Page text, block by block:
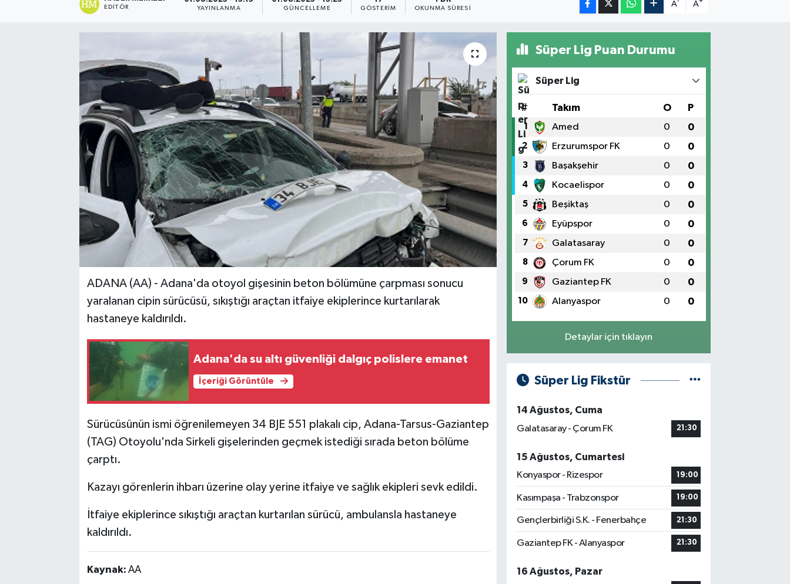
EDITÖR YAYINLANMA GÜNCELLEME GÖSTERIM OKUNMA SÜRESI
A A
ADANA (AA) - Adana'da otoyol gişesinin beton bölümüne çarpması sonucu
yaralanan cipin sürücüsü, sıkıştığı araçtan itfaiye ekiplerince kurtarılarak
hastaneye kaldırıldı.
Adana'da su altı güvenliği dalgıç polislere emanet
İçeriği Görüntüle
Sürücüsünün ismi öğrenilemeyen 34 BJE 551 plakalı cip, Adana-Tarsus-Gaziantep
(TAG) Otoyolu'nda Sirkeli gişelerinden geçmek istediği sırada beton bölüme
çarptı.
Kazayı görenlerin ihbarı üzerine olay yerine itfaiye ve sağlık ekipleri sevk edildi.
İtfaiye ekiplerince sıkıştığı araçtan kurtarılan sürücü, ambulansla hastaneye
kaldırıldı.
Kaynak: AA
Süper Lig Puan Durumu
Süper Lig
# Takım O P
1 Amed 0 0
2 Erzurumspor FK 0 0
3 Başakşehir 0 0
4 Kocaelispor 0 0
5 Beşiktaş 0 0
6 Eyüpspor 0 0
7 Galatasaray 0 0
8 Çorum FK 0 0
9 Gaziantep FK 0 0
10 Alanyaspor 0 0
Detaylar için tıklayın
Süper Lig Fikstür
14 Ağustos, Cuma
Galatasaray - Çorum FK
21:30
15 Ağustos, Cumartesi
Konyaspor - Rizespor
19:00
Kasımpaşa - Trabzonspor 19:00
Gençlerbirliği S.K. - Fenerbahçe 21:30
Gaziantep FK - Alanyaspor 21:30
16 Ağustos, Pazar